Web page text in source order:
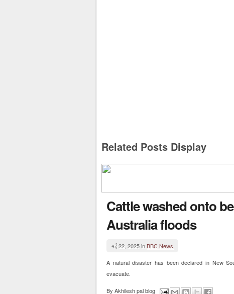
Related Posts Display
Cattle washed onto
Australia floods
मई 22, 2025 inBBC News
A natural disaster has been declared in New
evacuate.
By Akhilesh pal blog